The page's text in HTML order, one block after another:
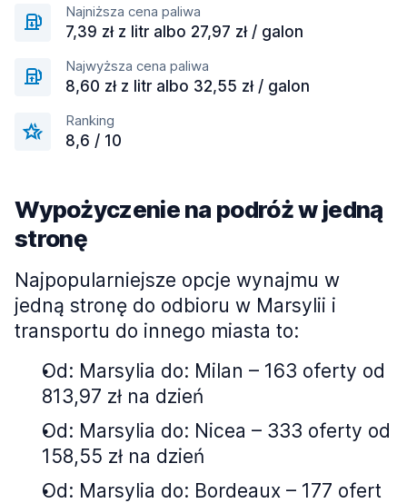
Najniższa cena paliwa
7,39 zł z litr albo 27,97 zł / galon
Najwyższa cena paliwa
8,60 zł z litr albo 32,55 zł / galon
Ranking
8,6 / 10
Wypożyczenie na podróż w jedną
stronę
Najpopularniejsze opcje wynajmu w
jedną stronę do odbioru w Marsylii i
transportu do innego miasta to:
Od: Marsylia do: Milan – 163 oferty od
813,97 zł na dzień
Od: Marsylia do: Nicea – 333 oferty od
158,55 zł na dzień
Od: Marsylia do: Bordeaux – 177 ofert